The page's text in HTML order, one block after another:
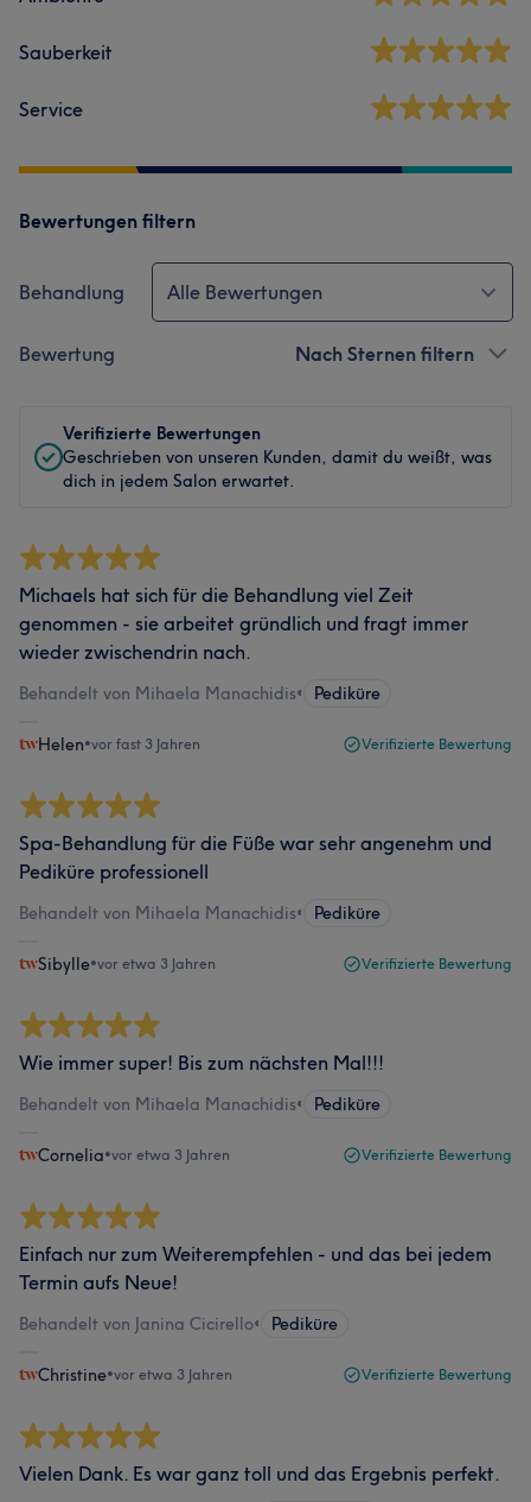
Sauberkeit
Service
Bewertungen filtern
Behandlung Alle Bewertungen
Bewertung Nach Sternen filtern
Verifizierte Bewertungen
Geschrieben von unseren Kunden, damit du weißt, was
dich in jedem Salon erwartet.
Michaels hat sich für die Behandlung viel Zeit
genommen - sie arbeitet gründlich und fragt immer
wieder zwischendrin nach.
Behandelt von Mihaela Manachidis• Pediküre
Helen•vor fast 3 Jahren Verifizierte Bewertung
Spa-Behandlung für die Füße war sehr angenehm und
Pediküre professionell
Behandelt von Mihaela Manachidis• Pediküre
Sibylle•vor etwa 3 Jahren Verifizierte Bewertung
Wie immer super! Bis zum nächsten Mal!!!
Behandelt von Mihaela Manachidis• Pediküre
Cornelia•vor etwa 3 Jahren Verifizierte Bewertung
Einfach nur zum Weiterempfehlen - und das bei jedem
Termin aufs Neue!
Behandelt von Janina Cicirello• Pediküre
Christine•vor etwa 3 Jahren Verifizierte Bewertung
Vielen Dank. Es war ganz toll und das Ergebnis perfekt.